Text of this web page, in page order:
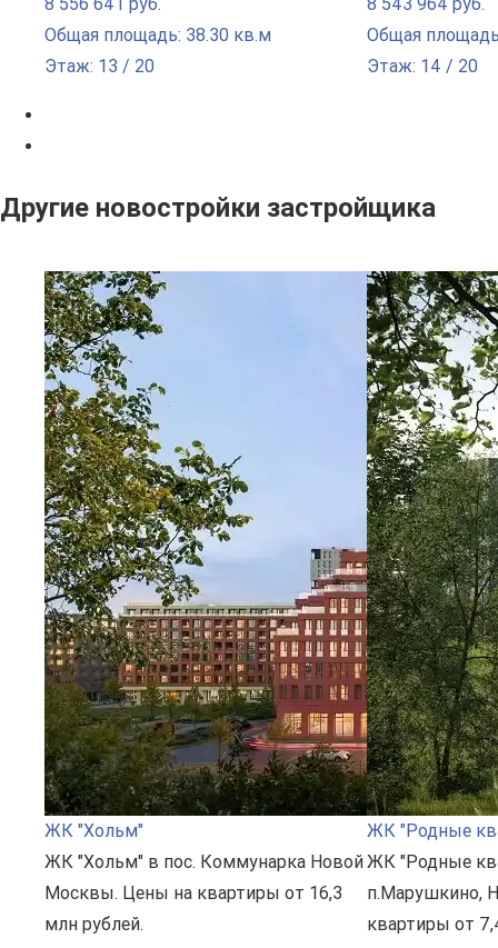
Общая площадь: 38.30 кв.м
Этаж: 13 / 20
Общая
Этаж: 14 / 20
Другие новостройки застройщика
ЖК "Хольм"
ЖК "Хольм" в пос. Коммунарка Новой
Москвы. Цены на квартиры от 16,3
млн рублей.
ЖК "Родные
ЖК "Родные
п.Марушкино,
квартиры от